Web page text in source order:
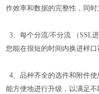
作效率和数据的完整性，同时
3、每个分流/不分流 （SSL
您能在很短的时间内换进样口
4、品种齐全的选件和附件
能方便地进行升级，以满足不